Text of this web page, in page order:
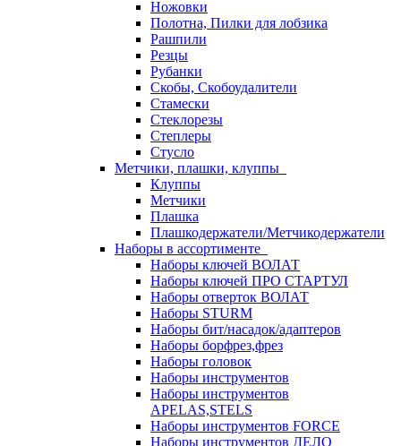
Ножовки
Полотна, Пилки для лобзика
Рашпили
Резцы
Рубанки
Скобы, Скобоудалители
Стамески
Стеклорезы
Степлеры
Стусло
Метчики, плашки, клуппы
Клуппы
Метчики
Плашка
Плашкодержатели/Метчикодержатели
Наборы в ассортименте
Наборы ключей ВОЛАТ
Наборы ключей ПРО СТАРТУЛ
Наборы отверток ВОЛАТ
Наборы STURM
Наборы бит/насадок/адаптеров
Наборы борфрез,фрез
Наборы головок
Наборы инструментов
Наборы инструментов
APELAS,STELS
Наборы инструментов FORCE
Наборы инструментов ДЕЛО